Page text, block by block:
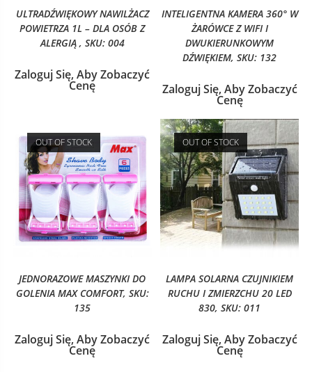
ULTRADŹWIĘKOWY NAWILŻACZ
POWIETRZA 1L – DLA OSÓB Z
ALERGIĄ , SKU: 004
Zaloguj Się, Aby Zobaczyć
Cenę
INTELIGENTNA KAMERA 360° W
ŻARÓWCE Z WIFI I
DWUKIERUNKOWYM
DŹWIĘKIEM, SKU: 132
Zaloguj Się, Aby Zobaczyć
Cenę
OUT OF STOCK
JEDNORAZOWE MASZYNKI DO
GOLENIA MAX COMFORT, SKU:
135
Zaloguj Się, Aby Zobaczyć
Cenę
OUT OF STOCK
LAMPA SOLARNA CZUJNIKIEM
RUCHU I ZMIERZCHU 20 LED
830, SKU: 011
Zaloguj Się, Aby Zobaczyć
Cenę